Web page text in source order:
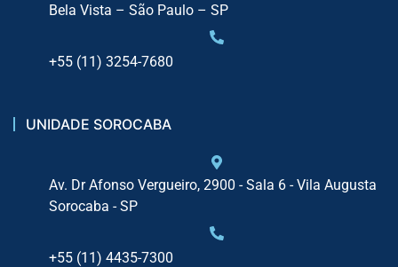
Bela Vista – São Paulo – SP
+55 (11) 3254-7680
UNIDADE SOROCABA
Av. Dr Afonso Vergueiro, 2900 - Sala 6 - Vila Augusta
Sorocaba - SP
+55 (11) 4435-7300